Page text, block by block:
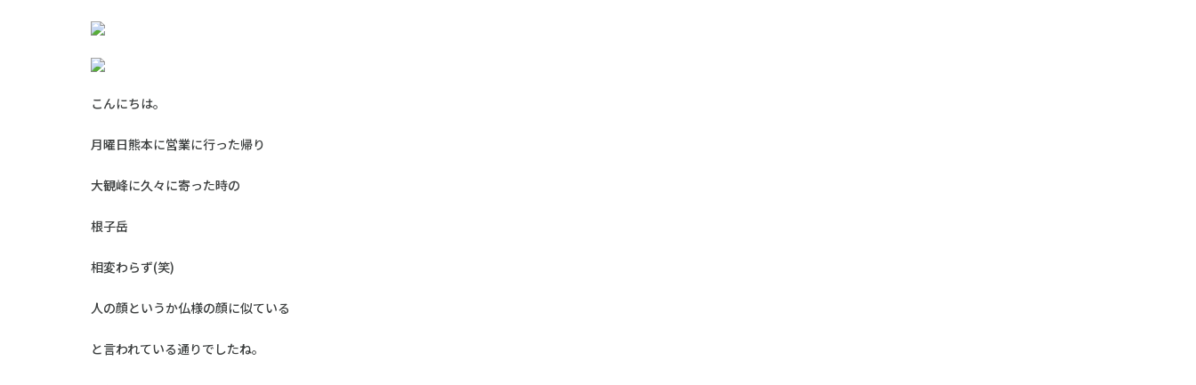
こんにちは。
月曜日熊本に営業に行った帰り
大観峰に久々に寄った時の
根子岳
相変わらず(笑)
人の顔というか仏様の顔に似ている
と言われている通りでしたね。